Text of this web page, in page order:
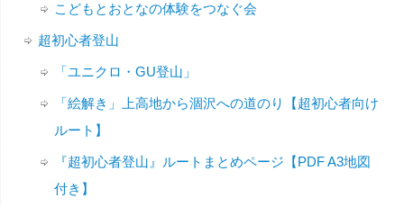
こどもとおとなの体験をつなぐ会
超初心者登山
「ユニクロ・GU登山」
「絵解き」上高地から涸沢への道のり【超初心者向け
ルート】
『超初心者登山』ルートまとめページ【PDF A3地図
付き】